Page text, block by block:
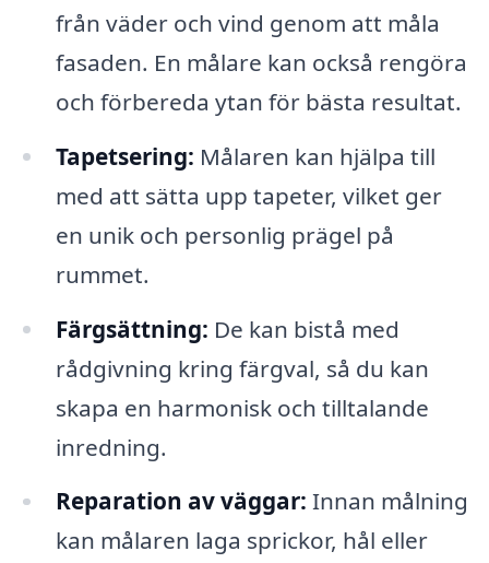
från väder och vind genom att måla
fasaden. En målare kan också rengöra
och förbereda ytan för bästa resultat.
Tapetsering: Målaren kan hjälpa till
med att sätta upp tapeter, vilket ger
en unik och personlig prägel på
rummet.
Färgsättning: De kan bistå med
rådgivning kring färgval, så du kan
skapa en harmonisk och tilltalande
inredning.
Reparation av väggar: Innan målning
kan målaren laga sprickor, hål eller